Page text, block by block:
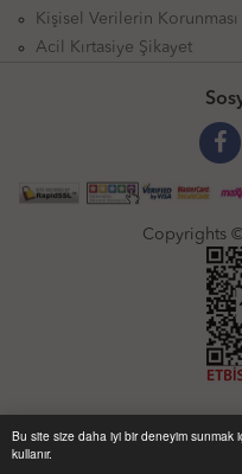
Bu site size daha iyi bir deneyim sunmak
kullanır.Anasayfa
Kişisel Verilerin Korunması
Acil Kırtasiye Şikayet
Copyrights